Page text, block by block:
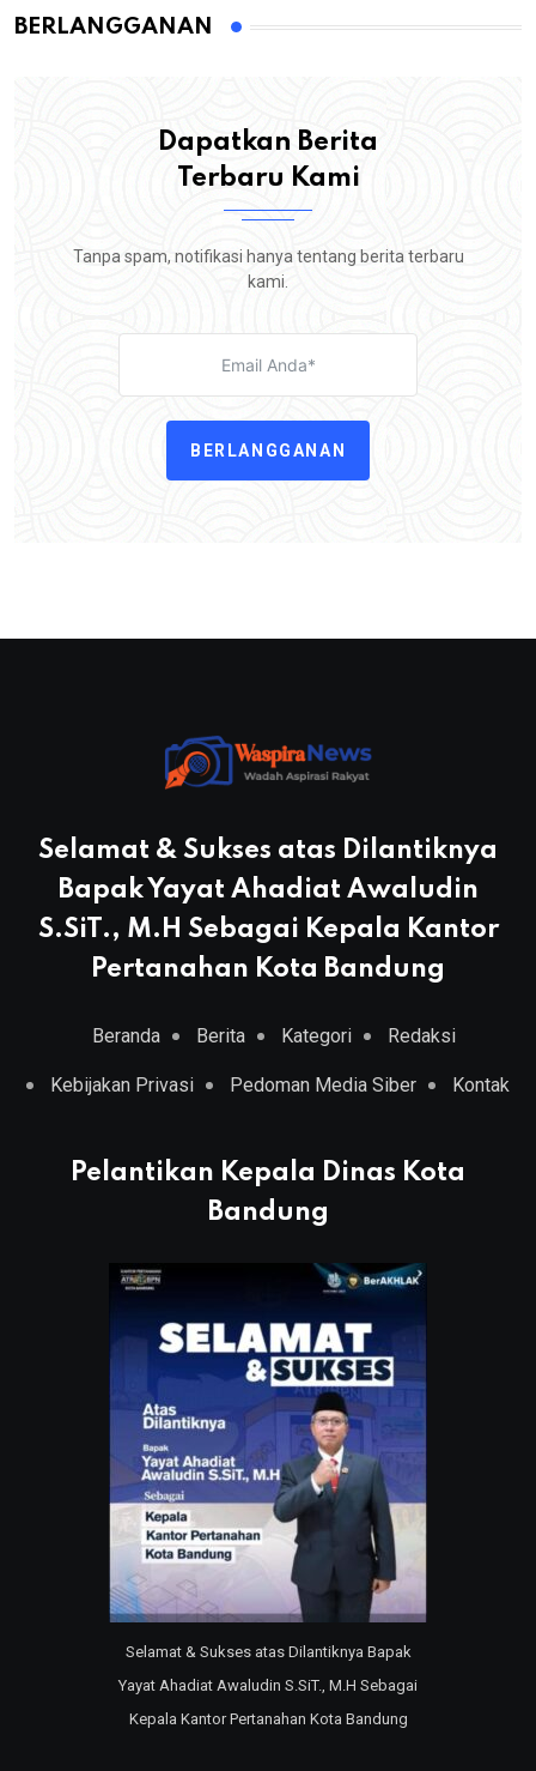
BERLANGGANAN
Dapatkan Berita
Terbaru Kami
Tanpa spam, notifikasi hanya tentang berita terbaru
kami.
BERLANGGANAN
Selamat & Sukses atas Dilantiknya
Bapak Yayat Ahadiat Awaludin
S.SiT., M.H Sebagai Kepala Kantor
Pertanahan Kota Bandung
Beranda Berita Kategori Redaksi
Kebijakan Privasi Pedoman Media Siber Kontak
Pelantikan Kepala Dinas Kota
Bandung
Selamat & Sukses atas Dilantiknya Bapak
Yayat Ahadiat Awaludin S.SiT., M.H Sebagai
Kepala Kantor Pertanahan Kota Bandung